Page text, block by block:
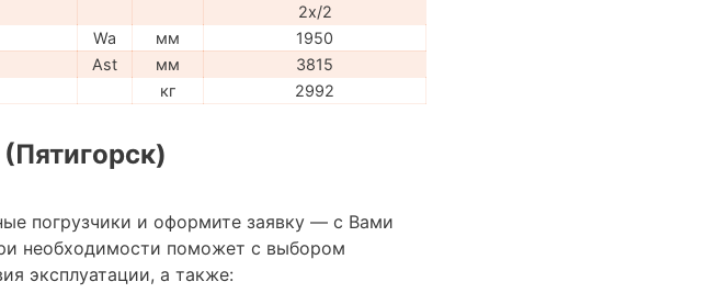
2x/2
Wa мм
1950
Ast мм
3815
кг 2992
погрузчики и оформите заявку — с Вами
необходимости поможет с выбором
эксплуатации, а также: